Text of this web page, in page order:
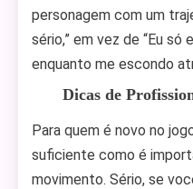
personagem com um
sério,” em vez de “Eu
enquanto me escondo
Dicas de
Para quem é novo no
suficiente como é
movimento. Sério, se